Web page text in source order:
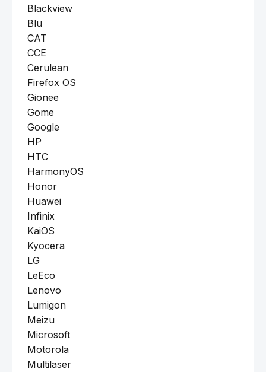
Blackview
Blu
CAT
CCE
Cerulean
Firefox OS
Gionee
Gome
Google
HP
HTC
HarmonyOS
Honor
Huawei
Infinix
KaiOS
Kyocera
LG
LeEco
Lenovo
Lumigon
Meizu
Microsoft
Motorola
Multilaser